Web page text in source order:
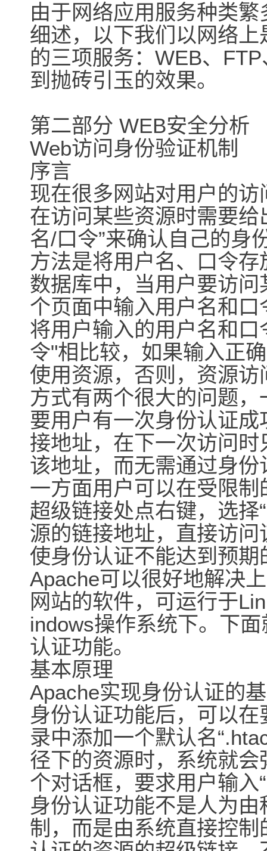
由于网络应用服务种类
细述，以下我们以网络上
的三项服务：WEB、
到抛砖引玉的效果。
第二部分 WEB安全分析
Web访问身份验证机制
序言
现在很多网站对用户的
在访问某些资源时需要给
名/口令”来确认自己的身
方法是将用户名、口令存
数据库中，当用户要访
个页面中输入用户名和口
将用户输入的用户名和
令"相比较，如果输入正
使用资源，否则，资源
方式有两个很大的问题，
要用户有一次身份认证
接地址，在下一次访问时
该地址，而无需通过身
一方面用户可以在受限制
超级链接处点右键，选
源的链接地址，直接访问
使身份认证不能达到预期
Apache可以很好地解决
网站的软件，可运行于
indows操作系统下。下
认证功能。
基本原理
Apache实现身份认证的
身份认证功能后，可以在
录中添加一个默认名
径下的资源时，系统就会
个对话框，要求用户输
身份认证功能不是人为由
制，而是由系统直接控